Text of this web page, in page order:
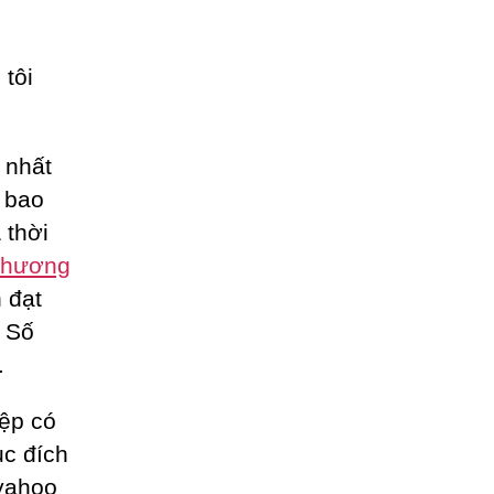
tôi
nhất
thời
đạt
có
đích